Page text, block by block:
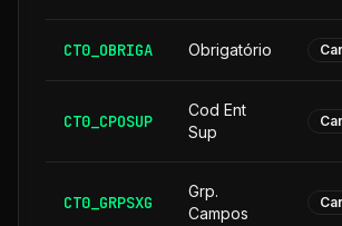
CT0_OBRIGA Obrigatório
CT0_CPOSUP
Cod Ent
Sup
CT0_GRPSXG
Grp.
Campos